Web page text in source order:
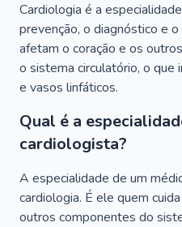
Cardiologia é a
prevenção, o diagnóstico e
afetam o coração e os
o sistema circulatório, o que
e vasos linfáticos.
Qual é a
cardiologista?
A especialidade de um
cardiologia. É ele quem
outros componentes do